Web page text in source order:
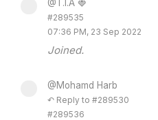
@T.I.A 🍓
#289535
07:36 PM, 23 Sep 2022
Joined.
@Mohamd Harb
↶ Reply to #289530
#289536